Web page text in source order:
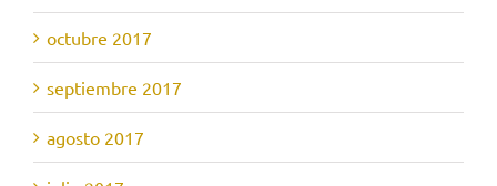
octubre 2017
septiembre 2017
agosto 2017